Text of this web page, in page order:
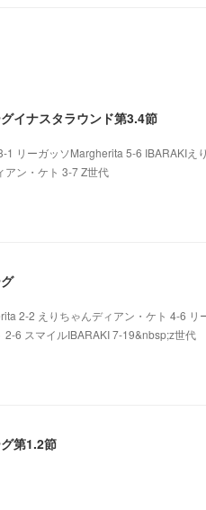
イナスタラウンド第3.4節
1 リーガッソMargherita 5-6 IBARAKIえ
アン・ケト 3-7 Z世代
2-2 えりちゃんディアン・ケト 4-6
6 スマイルIBARAKI 7-19&nbsp;z世代
第1.2節